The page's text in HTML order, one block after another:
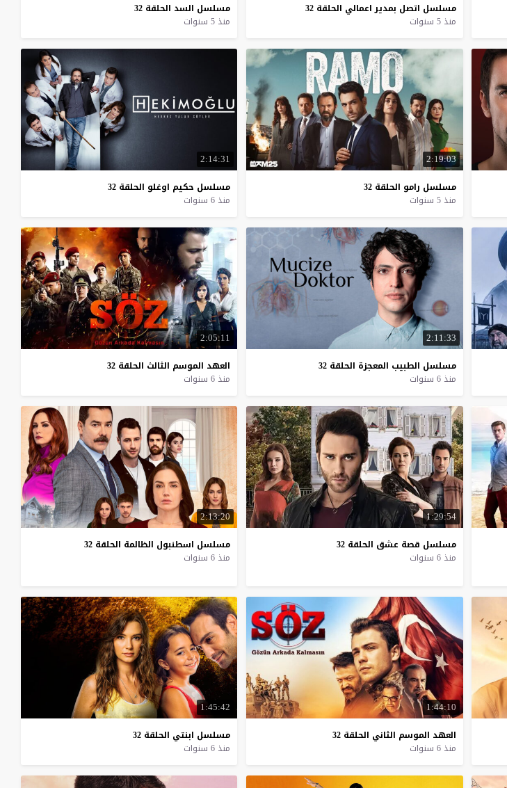
مسلسل اتصل بمدير اعمالي الحلقة 32
منذ 5 سنوات
مسلسل السد الحلقة 32
منذ 5 سنوات
2:19:03
مسلسل رامو الحلقة 32
منذ 5 سنوات
2:14:31
مسلسل حكيم اوغلو الحلقة 32
منذ 6 سنوات
2:11:33
مسلسل الطبيب المعجزة الحلقة 32
منذ 6 سنوات
2:05:11
العهد الموسم الثالث الحلقة 32
منذ 6 سنوات
1:29:54
مسلسل قصة عشق الحلقة 32
منذ 6 سنوات
2:13:20
مسلسل اسطنبول الظالمة الحلقة 32
منذ 6 سنوات
1:44:10
العهد الموسم الثاني الحلقة 32
منذ 6 سنوات
1:45:42
مسلسل ابنتي الحلقة 32
منذ 6 سنوات